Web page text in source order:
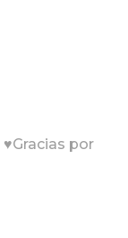
♥Gracias por